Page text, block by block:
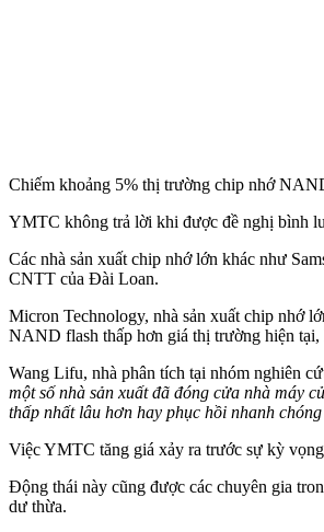
Chiếm khoảng 5% thị trường chip nhớ
YMTC không trả lời khi được đề nghị bình
Các nhà sản xuất chip nhớ lớn khác như
CNTT của Đài Loan.
Micron Technology, nhà sản xuất chip nhớ
NAND flash thấp hơn giá thị trường hiện tại,
Wang Lifu, nhà phân tích tại nhóm nghiên
một số nhà sản xuất đã đóng cửa nhà máy
thấp nhất lâu hơn hay phục hồi nhanh
Việc YMTC tăng giá xảy ra trước sự kỳ
Động thái này cũng được các chuyên gia
dư thừa.